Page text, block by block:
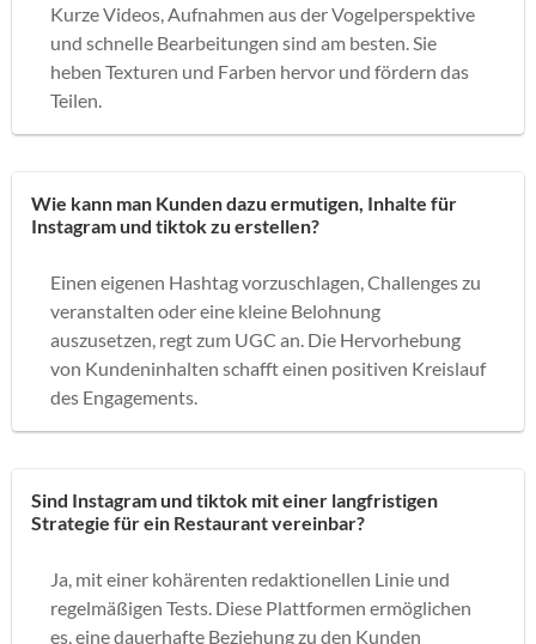
Kurze Videos, Aufnahmen aus der Vogelperspektive
und schnelle Bearbeitungen sind am besten. Sie
heben Texturen und Farben hervor und fördern das
Teilen.
Wie kann man Kunden dazu ermutigen, Inhalte für
Instagram und tiktok zu erstellen?
Einen eigenen Hashtag vorzuschlagen, Challenges zu
veranstalten oder eine kleine Belohnung
auszusetzen, regt zum UGC an. Die Hervorhebung
von Kundeninhalten schafft einen positiven Kreislauf
des Engagements.
Sind Instagram und tiktok mit einer langfristigen
Strategie für ein Restaurant vereinbar?
Ja, mit einer kohärenten redaktionellen Linie und
regelmäßigen Tests. Diese Plattformen ermöglichen
es, eine dauerhafte Beziehung zu den Kunden